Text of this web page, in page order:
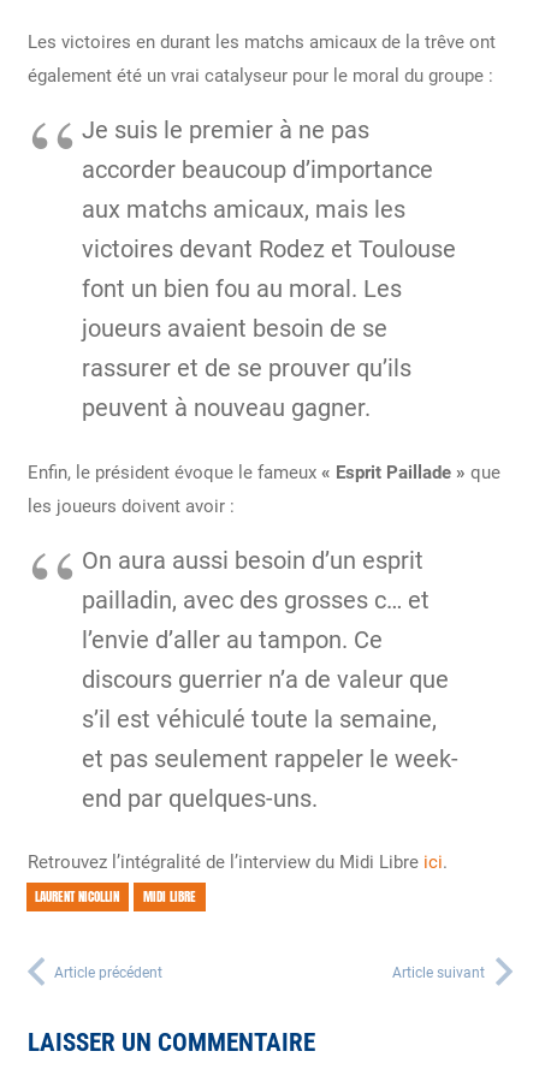
Les victoires en durant les matchs amicaux de la trêve ont
également été un vrai catalyseur pour le moral du groupe :
Je suis le premier à ne pas
accorder beaucoup d’importance
aux matchs amicaux, mais les
victoires devant Rodez et Toulouse
font un bien fou au moral. Les
joueurs avaient besoin de se
rassurer et de se prouver qu’ils
peuvent à nouveau gagner.
Enfin, le président évoque le fameux « Esprit Paillade » que
les joueurs doivent avoir :
On aura aussi besoin d’un esprit
pailladin, avec des grosses c… et
l’envie d’aller au tampon. Ce
discours guerrier n’a de valeur que
s’il est véhiculé toute la semaine,
et pas seulement rappeler le week-
end par quelques-uns.
Retrouvez l’intégralité de l’interview du Midi Libre ici.
LAURENT NICOLLIN MIDI LIBRE
Article précédent Article suivant
LAISSER UN COMMENTAIRE